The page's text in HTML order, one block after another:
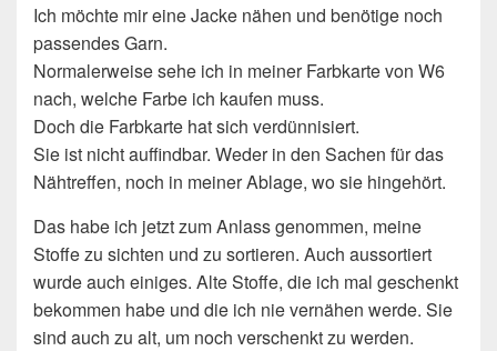
Ich möchte mir eine Jacke nähen und benötige noch
passendes Garn.
Normalerweise sehe ich in meiner Farbkarte von W6
nach, welche Farbe ich kaufen muss.
Doch die Farbkarte hat sich verdünnisiert.
Sie ist nicht auffindbar. Weder in den Sachen für das
Nähtreffen, noch in meiner Ablage, wo sie hingehört.
Das habe ich jetzt zum Anlass genommen, meine
Stoffe zu sichten und zu sortieren. Auch aussortiert
wurde auch einiges. Alte Stoffe, die ich mal geschenkt
bekommen habe und die ich nie vernähen werde. Sie
sind auch zu alt, um noch verschenkt zu werden.